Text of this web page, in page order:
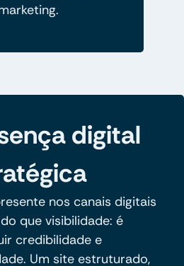
digital
nos canais digitais
que visibilidade: é
credibilidade e
Um site estruturado,